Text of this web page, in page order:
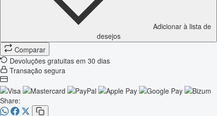
Adicionar à lista de
desejos
Comparar
Devoluções gratuitas em 30 dias
Transação segura
Share: